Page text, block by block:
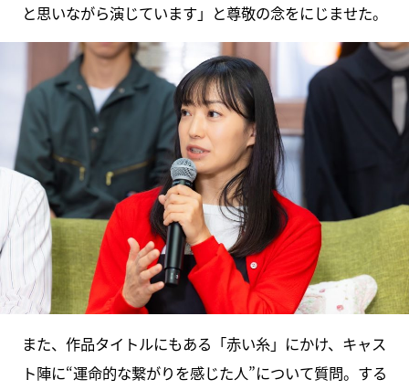
と思いながら演じています」と尊敬の念をにじませた。
また、作品タイトルにもある「赤い糸」にかけ、キャス
ト陣に“運命的な繋がりを感じた人”について質問。する